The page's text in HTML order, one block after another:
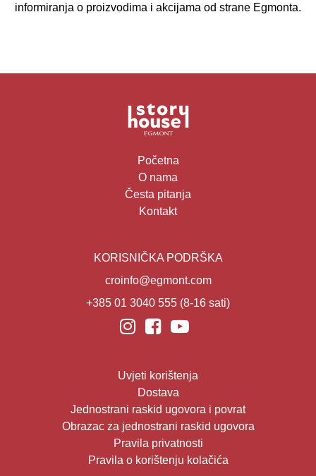
informiranja o proizvodima i akcijama od strane Egmonta.
Početna
O nama
Česta pitanja
Kontakt
KORISNIČKA PODRŠKA
croinfo@egmont.com
+385 01 3040 555 (8-16 sati)
Uvjeti korištenja
Dostava
Jednostrani raskid ugovora i povrat
Obrazac za jednostrani raskid ugovora
Pravila privatnosti
Pravila o korištenju kolačića